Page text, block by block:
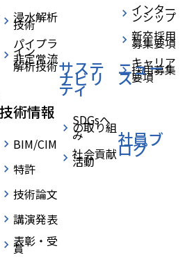
浸水解析
技術
パイプラ
イン
非定常流
解析技術
技術情報
BIM/CIM
特許
技術論文
講演発表
表彰・受
賞
サステ
ナビリ
ティ
SDGsへ
の取り組
み
社会貢献
活動
インター
ンシップ
新卒採用
募集要項
キャリア
採用募集
要項
ニュー
ス
社員ブ
ログ
防水装置
系スケール防止装置お
密性検査装置